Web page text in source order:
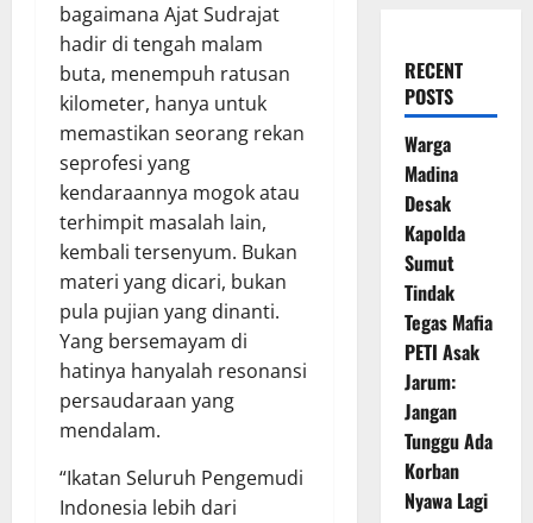
bagaimana Ajat Sudrajat
hadir di tengah malam
buta, menempuh ratusan
kilometer, hanya untuk
memastikan seorang rekan
seprofesi yang
kendaraannya mogok atau
terhimpit masalah lain,
kembali tersenyum. Bukan
materi yang dicari, bukan
pula pujian yang dinanti.
Yang bersemayam di
hatinya hanyalah resonansi
persaudaraan yang
mendalam.
“Ikatan Seluruh Pengemudi
Indonesia lebih dari
RECENT
POSTS
Warga
Madina
Desak
Kapolda
Sumut
Tindak
Tegas Mafia
PETI Asak
Jarum:
Jangan
Tunggu Ada
Korban
Nyawa Lagi